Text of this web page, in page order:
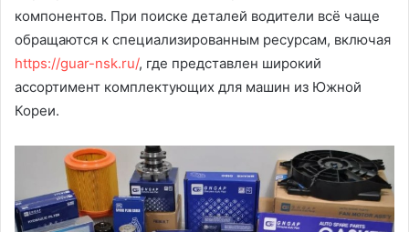
компонентов. При поиске деталей водители всё чаще
обращаются к специализированным ресурсам, включая
https://guar-nsk.ru/, где представлен широкий
ассортимент комплектующих для машин из Южной
Кореи.